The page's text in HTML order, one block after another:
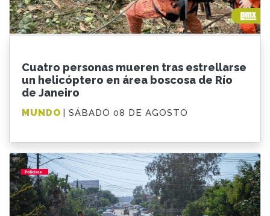
Cuatro personas mueren tras estrellarse
un helicóptero en área boscosa de Río
de Janeiro
MUNDO | SÁBADO 08 DE AGOSTO